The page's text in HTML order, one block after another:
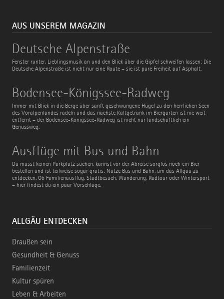
AUS UNSEREM MAGAZIN
Deutsche Alpenstraße
Fenster runter, Lieblingsmusik an und den Blick über die Gipfel schweifen lassen: Die
Deutsche Alpenstraße ist nicht nur eine Route – sie ist pure Freiheit auf Asphalt.
Deutsche
Alpenstraße
Bodensee-Königssee-Radweg
Immer mit Blick in die Berge über sanft geschwungene Hügel zu den herrlichen Seen
des Voralpenlandes radeln und das nächste Kaltgetränk im Biergarten ist nie weit
entfernt – der Bodensee-Königssee-Radweg ist nicht nur landschaftlich ein
Genussweg.
Bodensee-
Königssee-
Radweg
Ausflüge mit Bus und Bahn
Du musst keinen Parkplatz suchen, kannst vor der Abreise sorglos noch ein Bier
bestellen und ist teilweise sogar gratis: Nutze Bus und Bahn, um das Allgäu zu
entdecken. Ob Familienausflug, Stadtbesuch, Wanderung, Radtour oder Wintersport
– hier findest du ein paar Vorschläge.
Ausflüge
mit
Bus
und
Bahn
ALLGÄU ENTDECKEN
Draußen sein
Gesundheit & Genuss
Familienzeit
Kultur spüren
Leben & Arbeiten